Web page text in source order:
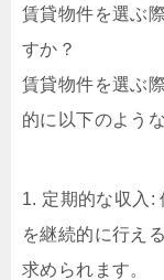
賃貸物件を選ぶ
すか？
賃貸物件を選ぶ
的に以下のよう
1. 定期的な収入:
を継続的に行え
求められます。